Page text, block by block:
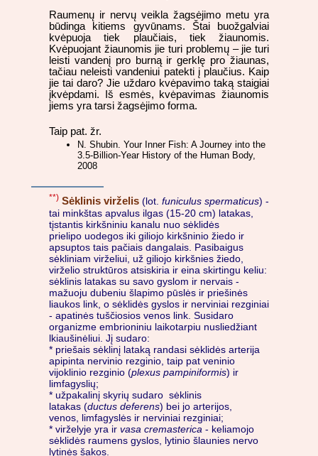
Raumenų ir nervų veikla žagsėjimo metu yra
būdinga kitiems gyvūnams. Štai buožgalviai
kvėpuoja tiek plaučiais, tiek žiaunomis.
Kvėpuojant žiaunomis jie turi problemų – jie turi
leisti vandenį pro burną ir gerklę pro žiaunas,
tačiau neleisti vandeniui patekti į plaučius. Kaip
jie tai daro? Jie uždaro kvėpavimo taką staigiai
įkvėpdami. Iš esmės, kvėpavimas žiaunomis
jiems yra tarsi žagsėjimo forma.
Taip pat. žr.
N. Shubin. Your Inner Fish: A Journey into the
3.5-Billion-Year History of the Human Body,
2008
**) Sėklinis virželis (lot. funiculus spermaticus) -
tai minkštas apvalus ilgas (15-20 cm) latakas,
tįstantis kirkšniniu kanalu nuo sėklidės
prielipo uodegos iki giliojo kirkšninio žiedo ir
apsuptos tais pačiais dangalais. Pasibaigus
sėkliniam virželiui, už giliojo kirkšnies žiedo,
virželio struktūros atsiskiria ir eina skirtingu keliu:
sėklinis latakas su savo gyslom ir nervais -
mažuoju dubeniu šlapimo pūslės ir priešinės
liaukos link, o sėklidės gyslos ir nerviniai rezginiai
- apatinės tuščiosios venos link. Susidaro
organizme embrioniniu laikotarpiu nusliedžiant
lkiaušinėliui. Jį sudaro:
* priešais sėklinį lataką randasi sėklidės arterija
apipinta nervinio rezginio, taip pat veninio
vijoklinio rezginio (plexus pampiniformis) ir
limfagyslių;
* užpakalinį skyrių sudaro sėklinis
latakas (ductus deferens) bei jo arterijos,
venos, limfagyslės ir nerviniai rezginiai;
* virželyje yra ir vasa cremasterica - keliamojo
sėklidės raumens gyslos, lytinio šlaunies nervo
lytinės šakos.